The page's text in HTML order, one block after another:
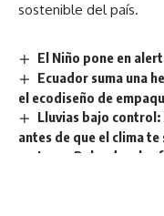
sostenible del país.
El Niño pone en
Ecuador suma una
el ecodiseño de
Lluvias bajo
antes de que el clima te
Loma Delgada, el